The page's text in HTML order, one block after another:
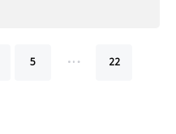
5 … 22